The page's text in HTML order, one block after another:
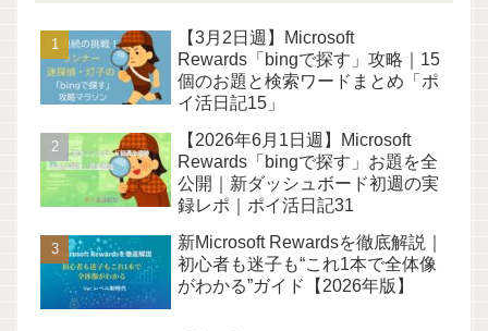
【3月2日週】Microsoft
Rewards「bingで探す」攻略｜15
個のお題と検索ワードまとめ「ポ
イ活日記15」
【2026年6月1日週】Microsoft
Rewards「bingで探す」お題を全
公開｜新ダッシュボード初週の実
録レポ｜ポイ活日記31
新Microsoft Rewardsを徹底解説｜
初心者も迷子も“これ1本で全体像
がわかる”ガイド【2026年版】